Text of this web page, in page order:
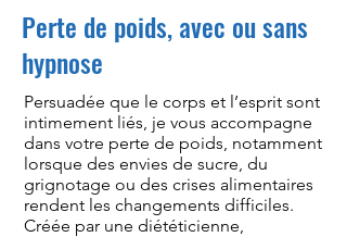
Perte de poids, avec ou sans
hypnose
Persuadée que le corps et l’esprit sont
intimement liés, je vous accompagne
dans votre perte de poids, notamment
lorsque des envies de sucre, du
grignotage ou des crises alimentaires
rendent les changements difficiles.
Créée par une diététicienne,